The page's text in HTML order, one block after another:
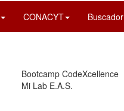
CONACYT Buscador
Bootcamp CodeXcellence
Mi Lab E.A.S.